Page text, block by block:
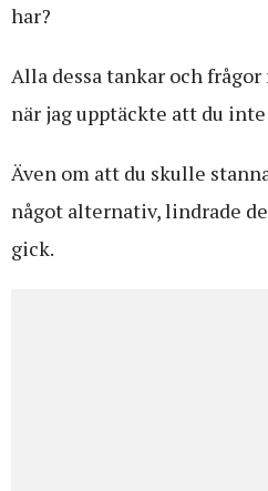
har?
Alla dessa tankar och
när jag upptäckte att du
Även om att du skulle
något alternativ, lindrade
gick.